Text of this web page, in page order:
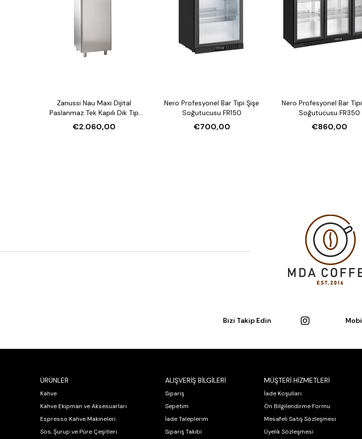
Zanussi Nau Maxi Dijital
Paslanmaz Tek Kapılı Dik Tip
Buzdolabı, 670 L
€2.060,00
Nero Profesyonel Bar Tipi Şişe
Soğutucusu FR150
€700,00
Nero Profesyonel Bar
Soğutucusu FR350
€860,00
Bizi Takip Edin
ÜRÜNLER
Kahve
Kahve Ekipman ve Aksesuarları
Espresso Kahve Makineleri
Sos, Şurup ve Püre Çeşitleri
ALIŞVERİŞ BİLGİLERİ
Sipariş
Sepetim
İade Taleplerim
Sipariş Takibi
MÜŞTERİ HİZMETLERİ
İade Koşulları
Ön Bilgilendirme Formu
Mesafeli Satış Sözleşmesi
Üyelik Sözleşmesi